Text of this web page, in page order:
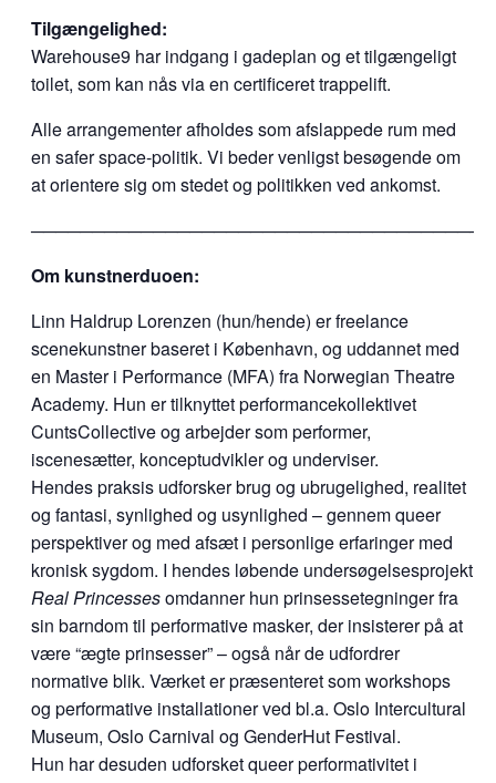
Tilgængelighed:
Warehouse9 har indgang i gadeplan og et tilgængeligt
toilet, som kan nås via en certificeret trappelift.
Alle arrangementer afholdes som afslappede rum med
en safer space-politik. Vi beder venligst besøgende om
at orientere sig om stedet og politikken ved ankomst.
Om kunstnerduoen:
Linn Haldrup Lorenzen (hun/hende) er freelance
scenekunstner baseret i København, og uddannet med
en Master i Performance (MFA) fra Norwegian Theatre
Academy. Hun er tilknyttet performancekollektivet
CuntsCollective og arbejder som performer,
iscenesætter, konceptudvikler og underviser.
Hendes praksis udforsker brug og ubrugelighed, realitet
og fantasi, synlighed og usynlighed – gennem queer
perspektiver og med afsæt i personlige erfaringer med
kronisk sygdom. I hendes løbende undersøgelsesprojekt
Real Princessesomdanner hun prinsessetegninger fra
sin barndom til performative masker, der insisterer på at
være “ægte prinsesser” – også når de udfordrer
normative blik. Værket er præsenteret som workshops
og performative installationer ved bl.a. Oslo Intercultural
Museum, Oslo Carnival og GenderHut Festival.
Hun har desuden udforsket queer performativitet i